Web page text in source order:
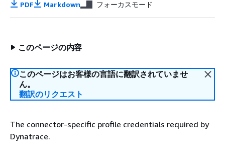
PDF Markdown フォーカスモード
このページの内容
このページはお客様の言語に翻訳されていませ
ん。
翻訳のリクエスト
The connector-specific profile credentials required by
Dynatrace.